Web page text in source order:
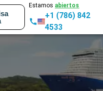
Estamos abiertos
+1 (786) 842
4533